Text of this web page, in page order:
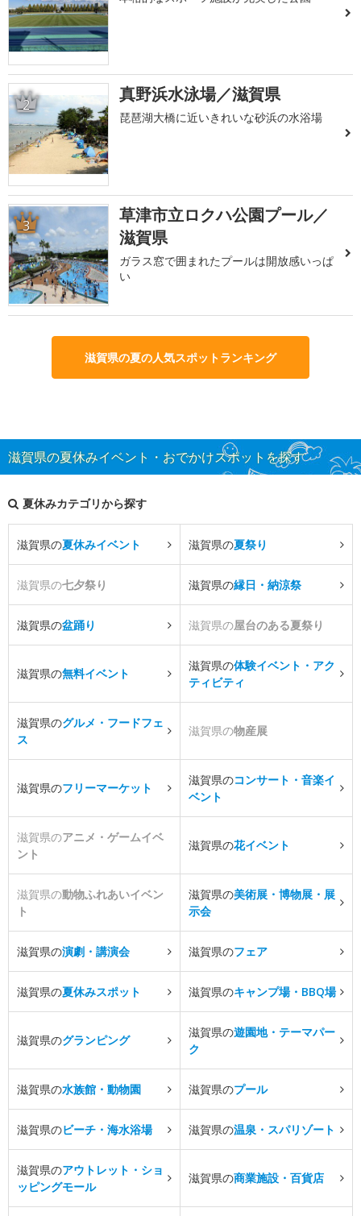
2 真野浜水泳場／滋賀県
琵琶湖大橋に近いきれいな砂浜の水浴場
3
草津市立ロクハ公園プール／
滋賀県
ガラス窓で囲まれたプールは開放感いっぱ
い
滋賀県の夏の人気スポットランキング
滋賀県の夏休みイベント・おでかけスポットを探す
夏休みカテゴリから探す
滋賀県の夏休みイベント 滋賀県の夏祭り
滋賀県の七夕祭り 滋賀県の縁日・納涼祭
滋賀県の盆踊り 滋賀県の屋台のある夏祭り
滋賀県の無料イベント
滋賀県の体験イベント・アク
ティビティ
滋賀県のグルメ・フードフェ
ス
滋賀県の物産展
滋賀県のフリーマーケット
滋賀県のコンサート・音楽イ
ベント
滋賀県のアニメ・ゲームイベ
ント
滋賀県の花イベント
滋賀県の動物ふれあいイベン
ト
滋賀県の美術展・博物展・展
示会
滋賀県の演劇・講演会 滋賀県のフェア
滋賀県の夏休みスポット 滋賀県のキャンプ場・BBQ場
滋賀県のグランピング
滋賀県の遊園地・テーマパー
ク
滋賀県の水族館・動物園 滋賀県のプール
滋賀県のビーチ・海水浴場 滋賀県の温泉・スパリゾート
滋賀県のアウトレット・ショ
ッピングモール
滋賀県の商業施設・百貨店